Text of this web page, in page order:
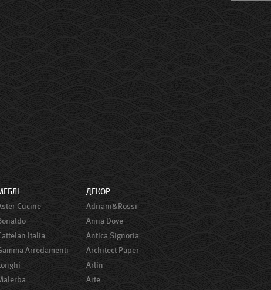
МЕБЛІ
Aster Сucine
Bonaldo
Cattelan Italia
Gamma Arredamenti
Longhi
Malerba
ДЕКОР
Adriani&Rossi
Anna Dove
Antica Signoria
Architect Paper
Arlin
Arte